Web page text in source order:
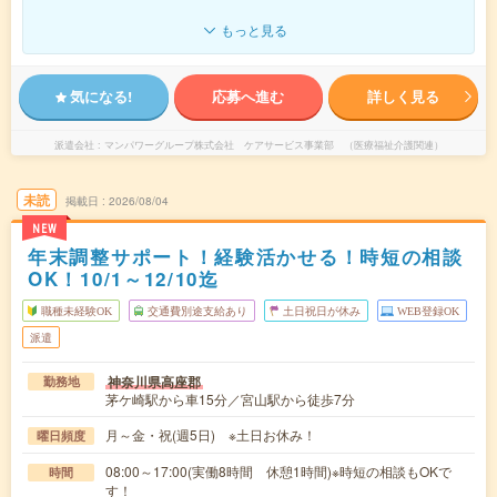
もっと見る
気になる! 応募へ進む 詳しく見る
派遣会社 マンパワーグループ株式会社 ケアサービス事業部 （医療福祉介護関連）
未読
NEW
掲載日 2026/08/04
年末調整サポート！経験活かせる！時短の相談
OK！10/1～12/10迄
職種未経験OK 交通費別途支給あり 土日祝日が休み WEB登録OK
派遣
勤務地 神奈川県高座郡
茅ケ崎駅から車15分／宮山駅から徒歩7分
曜日頻度 月～金・祝(週5日) ※土日お休み！
時間
08:00～17:00(実働8時間 休憩1時間)※時短の相談もOKで
す！